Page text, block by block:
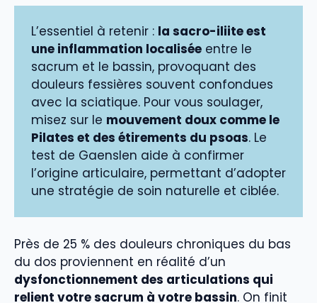
L’essentiel à retenir : la sacro-iliite est
une inflammation localisée entre le
sacrum et le bassin, provoquant des
douleurs fessières souvent confondues
avec la sciatique. Pour vous soulager,
misez sur le mouvement doux comme le
Pilates et des étirements du psoas. Le
test de Gaenslen aide à confirmer
l’origine articulaire, permettant d’adopter
une stratégie de soin naturelle et ciblée.
Près de 25 % des douleurs chroniques du bas
du dos proviennent en réalité d’un
dysfonctionnement des articulations qui
relient votre sacrum à votre bassin. On finit